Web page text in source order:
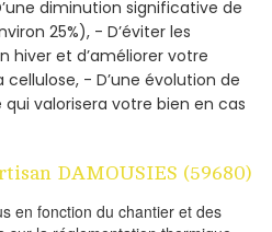
diminution significative de
25%), - D’éviter les
hiver et d’améliorer votre
- D’une évolution de
valorisera votre bien en cas
DAMOUSIES (59680)
en fonction du chantier et des